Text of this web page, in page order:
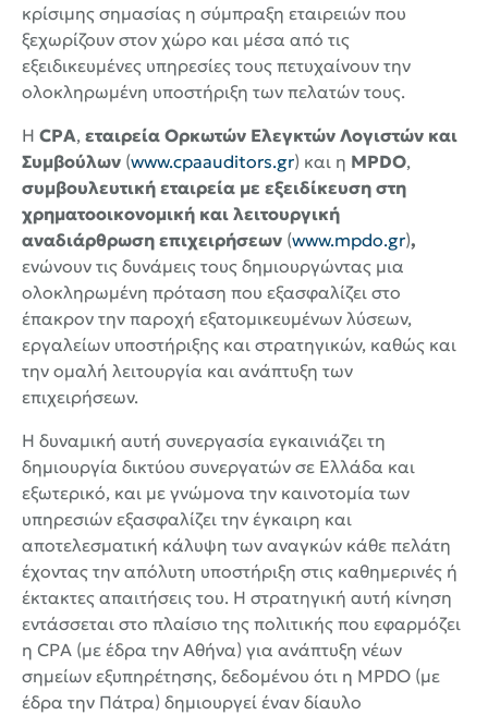
κρίσιμης σημασίας η σύμπραξη εταιρειών που
ξεχωρίζουν στον χώρο και μέσα από τις
εξειδικευμένες υπηρεσίες τους πετυχαίνουν την
ολοκληρωμένη υποστήριξη των πελατών τους.
Η CPA, εταιρεία Ορκωτών Ελεγκτών Λογιστών και
Συμβούλων (www.cpaauditors.gr) και η MPDO,
συμβουλευτική εταιρεία με εξειδίκευση στη
χρηματοοικονομική και λειτουργική
αναδιάρθρωση επιχειρήσεων (www.mpdo.gr),
ενώνουν τις δυνάμεις τους δημιουργώντας μια
ολοκληρωμένη πρόταση που εξασφαλίζει στο
έπακρον την παροχή εξατομικευμένων λύσεων,
εργαλείων υποστήριξης και στρατηγικών, καθώς και
την ομαλή λειτουργία και ανάπτυξη των
επιχειρήσεων.
Η δυναμική αυτή συνεργασία εγκαινιάζει τη
δημιουργία δικτύου συνεργατών σε Ελλάδα και
εξωτερικό, και με γνώμονα την καινοτομία των
υπηρεσιών εξασφαλίζει την έγκαιρη και
αποτελεσματική κάλυψη των αναγκών κάθε πελάτη
έχοντας την απόλυτη υποστήριξη στις καθημερινές ή
έκτακτες απαιτήσεις του. Η στρατηγική αυτή κίνηση
εντάσσεται στο πλαίσιο της πολιτικής που εφαρμόζει
η CPA (με έδρα την Αθήνα) για ανάπτυξη νέων
σημείων εξυπηρέτησης, δεδομένου ότι η MPDO (με
έδρα την Πάτρα) δημιουργεί έναν δίαυλο